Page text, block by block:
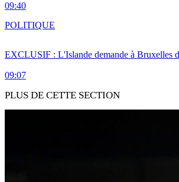
09:40
EXCLUSIF : L'Islande demande à Bruxelles
09:07
POLITIQUE
PLUS DE CETTE SECTION